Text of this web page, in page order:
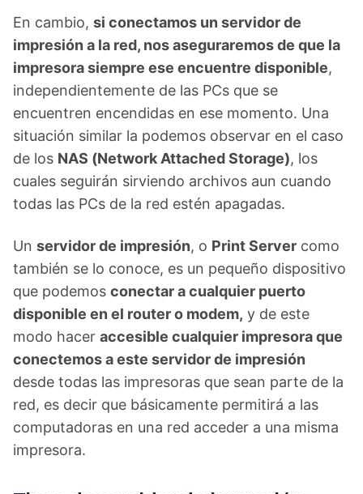
En cambio, si conectamos un servidor de
impresión a la red, nos aseguraremos de que la
impresora siempre ese encuentre disponible,
independientemente de las PCs que se
encuentren encendidas en ese momento. Una
situación similar la podemos observar en el caso
de los NAS (Network Attached Storage), los
cuales seguirán sirviendo archivos aun cuando
todas las PCs de la red estén apagadas.
Un servidor de impresión, o Print Server como
también se lo conoce, es un pequeño dispositivo
que podemos conectar a cualquier puerto
disponible en el router o modem, y de este
modo hacer accesible cualquier impresora que
conectemos a este servidor de impresión
desde todas las impresoras que sean parte de la
red, es decir que básicamente permitirá a las
computadoras en una red acceder a una misma
impresora.